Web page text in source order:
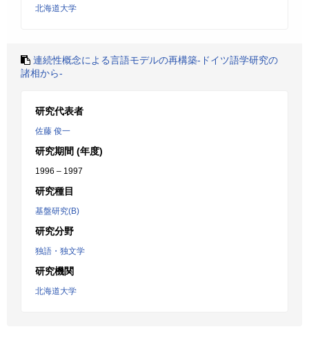
北海道大学
連続性概念による言語モデルの再構築-ドイツ語学研究の
諸相から-
研究代表者
佐藤 俊一
研究期間 (年度)
1996 – 1997
研究種目
基盤研究(B)
研究分野
独語・独文学
研究機関
北海道大学